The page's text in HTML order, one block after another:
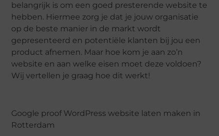
belangrijk is om een goed presterende website te
hebben. Hiermee zorg je dat je jouw organisatie
op de beste manier in de markt wordt
gepresenteerd en potentiële klanten bij jou een
product afnemen. Maar hoe kom je aan zo’n
website en aan welke eisen moet deze voldoen?
Wij vertellen je graag hoe dit werkt!
Google proof WordPress website laten maken in
Rotterdam